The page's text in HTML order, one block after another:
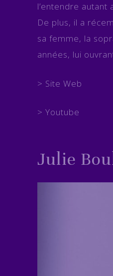
l’entendre autant
De plus, il a
sa femme, la
années, lui
> Site Web
> Youtube
Julie